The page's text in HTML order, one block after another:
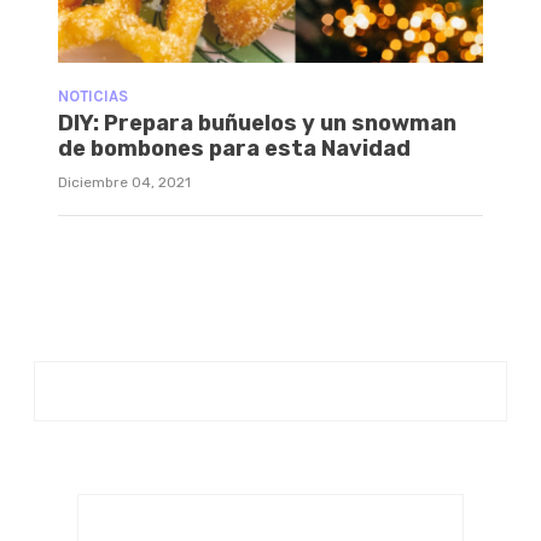
NOTICIAS
DIY: Prepara buñuelos y un snowman
de bombones para esta Navidad
Diciembre 04, 2021